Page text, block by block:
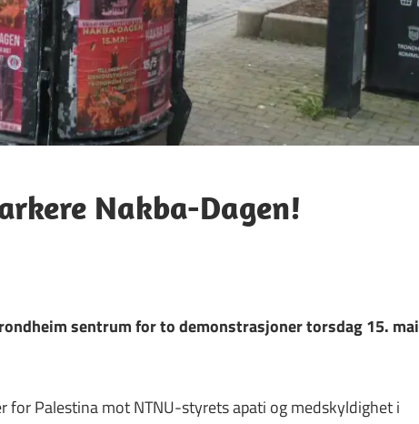
Nakba-Dagen!
sentrum for to demonstrasjoner torsdag 15. mai
Palestina mot NTNU-styrets apati og medskyldighet i